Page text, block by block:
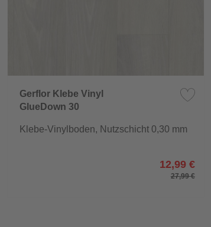
Gerflor Klebe Vinyl
GlueDown 30
Klebe-Vinylboden, Nutzschicht 0,30 mm
12,99 €
27,99 €